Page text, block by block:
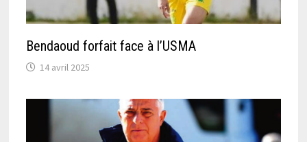
Bendaoud forfait face à l’USMA
14 avril 2025